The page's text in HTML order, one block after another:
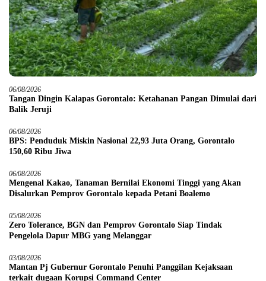
06/08/2026
Tangan Dingin Kalapas Gorontalo: Ketahanan Pangan Dimulai dari
Balik Jeruji
06/08/2026
BPS: Penduduk Miskin Nasional 22,93 Juta Orang, Gorontalo
150,60 Ribu Jiwa
06/08/2026
Mengenal Kakao, Tanaman Bernilai Ekonomi Tinggi yang Akan
Disalurkan Pemprov Gorontalo kepada Petani Boalemo
05/08/2026
Zero Tolerance, BGN dan Pemprov Gorontalo Siap Tindak
Pengelola Dapur MBG yang Melanggar
03/08/2026
Mantan Pj Gubernur Gorontalo Penuhi Panggilan Kejaksaan
terkait dugaan Korupsi Command Center